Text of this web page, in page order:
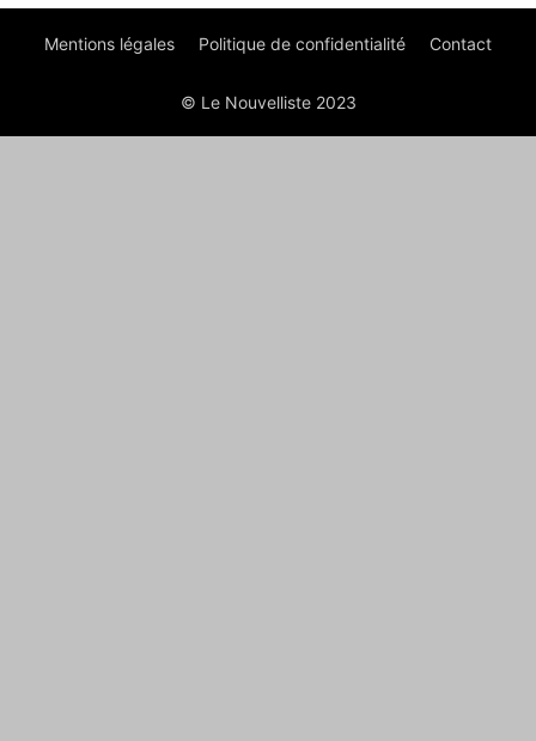
Mentions légales Politique de confidentialité Contact
© Le Nouvelliste 2023